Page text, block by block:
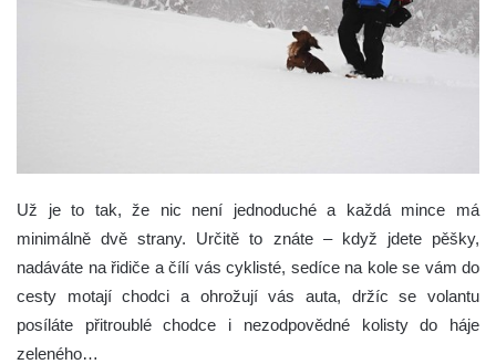
Už je to tak, že nic není jednoduché a každá mince má
minimálně dvě strany. Určitě to znáte – když jdete pěšky,
nadáváte na řidiče a čílí vás cyklisté, sedíce na kole se vám do
cesty motají chodci a ohrožují vás auta, držíc se volantu
posíláte přitroublé chodce i nezodpovědné kolisty do háje
zeleného…